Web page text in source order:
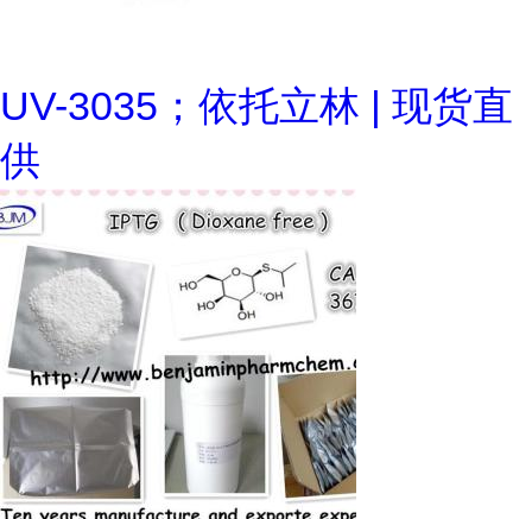
UV-3035；依托立林 | 现货直
供